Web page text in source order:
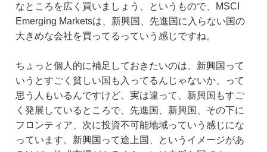
なところを広く買いましょう、というもので、MSCI
Emerging Marketsは、新興国、先進国に入らない国の
大きめな会社を買ってるっていう感じですね。
ちょっと個人的に補足しておきたいのは、新興国って
いうとすごく貧しい国も入ってるんじゃないか、って
思う人もいるんですけど、実は違って、新興国もすご
く発展しているところで、先進国、新興国、その下に
フロンティア、次に投資不可能地域っていう感じにな
っています。新興国って途上国、というイメージがあ